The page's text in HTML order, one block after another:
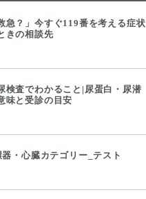
急？」今すぐ119番を考える症状
きの相談先
検査でわかること|尿蛋白・尿潜
味と受診の目安
・心臓カテゴリー_テスト